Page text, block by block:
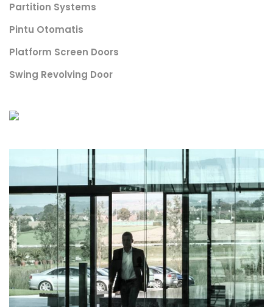
Partition Systems
Pintu Otomatis
Platform Screen Doors
Swing Revolving Door